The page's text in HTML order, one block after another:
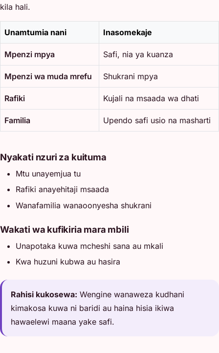
kila hali.
Unamtumia nani Inasomekaje
Mpenzi mpya Safi, nia ya kuanza
Mpenzi wa muda mrefu Shukrani mpya
Rafiki Kujali na msaada wa dhati
Familia Upendo safi usio na masharti
Nyakati nzuri za kuituma
Mtu unayemjua tu
Rafiki anayehitaji msaada
Wanafamilia wanaoonyesha shukrani
Wakati wa kufikiria mara mbili
Unapotaka kuwa mcheshi sana au mkali
Kwa huzuni kubwa au hasira
Rahisi kukosewa: Wengine wanaweza kudhani
kimakosa kuwa ni baridi au haina hisia ikiwa
hawaelewi maana yake safi.